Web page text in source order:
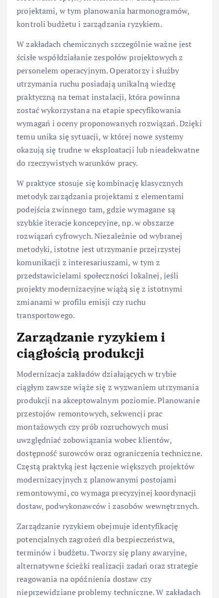
projektami, w tym planowania harmonogramów,
kontroli budżetu i zarządzania ryzykiem.
W zakładach chemicznych szczególnie ważne jest
ścisłe współdziałanie zespołów projektowych z
personelem operacyjnym. Operatorzy i służby
utrzymania ruchu posiadają unikalną wiedzę
praktyczną na temat instalacji, która powinna
zostać wykorzystana na etapie specyfikowania
wymagań i oceny proponowanych rozwiązań. Dzięki
temu unika się sytuacji, w której nowe systemy
okazują się trudne w eksploatacji lub nieadekwatne
do rzeczywistych warunków pracy.
W praktyce stosuje się kombinację klasycznych
metodyk zarządzania projektami z elementami
podejścia zwinnego tam, gdzie wymagane są
szybkie iteracje koncepcyjne, np. w obszarze
rozwiązań cyfrowych. Niezależnie od wybranej
metodyki, istotne jest utrzymanie przejrzystej
komunikacji z interesariuszami, w tym z
przedstawicielami społeczności lokalnej, jeśli
projekty modernizacyjne wiążą się z istotnymi
zmianami w profilu emisji czy ruchu
transportowego.
Zarządzanie ryzykiem i
ciągłością produkcji
Modernizacja zakładów działających w trybie
ciągłym zawsze wiąże się z wyzwaniem utrzymania
produkcji na akceptowalnym poziomie. Planowanie
przestojów remontowych, sekwencji prac
montażowych czy prób rozruchowych musi
uwzględniać zobowiązania wobec klientów,
dostępność surowców oraz ograniczenia techniczne.
Częstą praktyką jest łączenie większych projektów
modernizacyjnych z planowanymi postojami
remontowymi, co wymaga precyzyjnej koordynacji
dostaw, podwykonawców i zasobów wewnętrznych.
Zarządzanie ryzykiem obejmuje identyfikację
potencjalnych zagrożeń dla bezpieczeństwa,
terminów i budżetu. Tworzy się plany awaryjne,
alternatywne ścieżki realizacji zadań oraz strategie
reagowania na opóźnienia dostaw czy
nieprzewidziane problemy techniczne. W zakładach